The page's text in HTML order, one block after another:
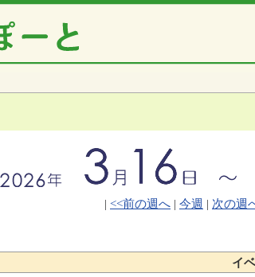
| <<前の週へ | 今週 | 次の週
イ